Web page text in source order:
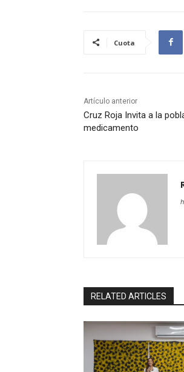
Cuota
Artículo anterior
Cruz Roja Invita a la
medicamento
RELATED ARTICLES